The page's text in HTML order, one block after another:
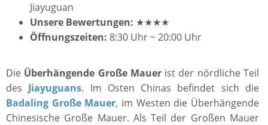
Jiayuguan
Unsere Bewertungen: ★★★★
Öffnungszeiten: 8:30 Uhr ~ 20:00 Uhr
Die Überhängende Große Mauerist der nördliche Teil
des Jiayuguans. Im Osten Chinas befindet sich die
Badaling Große Mauer, im Westen die Überhängende
Chinesische Große Mauer. Als Teil der Großen Mauer